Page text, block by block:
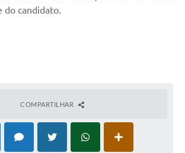
do candidato.
COMPARTILHAR